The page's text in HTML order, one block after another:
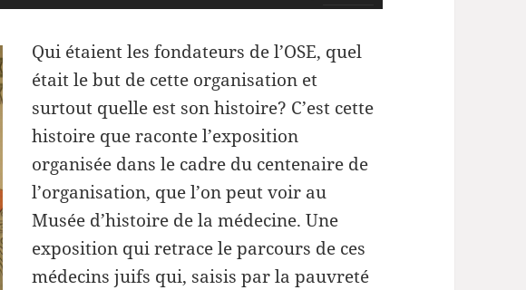
les
flèches
ou
volume.
Qui étaient les fondateurs de l’OSE, quel
était le but de cette organisation et
surtout quelle est son histoire? C’est cette
histoire que raconte l’exposition
organisée dans le cadre du centenaire de
l’organisation, que l’on peut voir au
Musée d’histoire de la médecine. Une
exposition qui retrace le parcours de ces
médecins juifs qui, saisis par la pauvreté